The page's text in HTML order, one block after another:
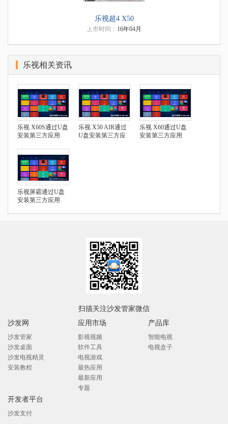
乐视超4 X50
上市时间： 16年04月
乐视相关资讯
乐视 X60S通过U盘
安装第三方应用
乐视 X50 AIR通过
U盘安装第三方应
乐视 X60通过U盘
安装第三方应用
乐视屏霸通过U盘
安装第三方应用
扫描关注沙发管家微信
沙发网
沙发管家
沙发桌面
沙发电视精灵
安装教程
应用市场
影视视频
软件工具
电视游戏
最热应用
最新应用
专题
产品库
智能电视
电视盒子
开发者平台
沙发支付